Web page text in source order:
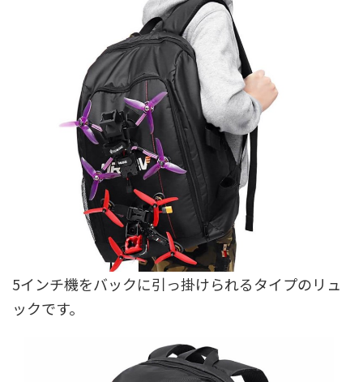
5インチ機をバックに引っ掛けられるタイプのリュ
ックです。